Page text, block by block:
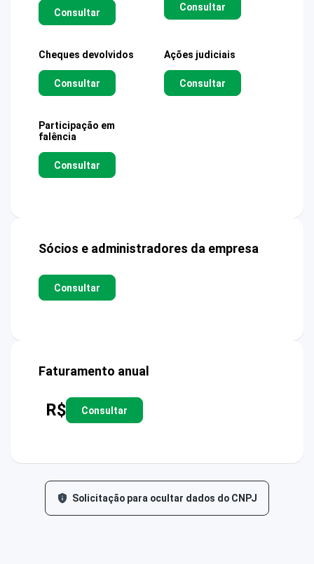
Consultar Consultar
Cheques devolvidos
Consultar
Ações judiciais
Consultar
Participação em
falência
Consultar
Sócios e administradores da empresa
Consultar
Faturamento anual
R$ Consultar
Solicitação para ocultar dados do CNPJ